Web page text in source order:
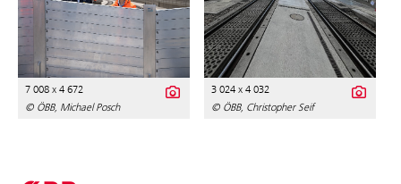
7 008 x 4 672
© ÖBB, Michael Posch
3 024 x 4 032
© ÖBB, Christopher Seif